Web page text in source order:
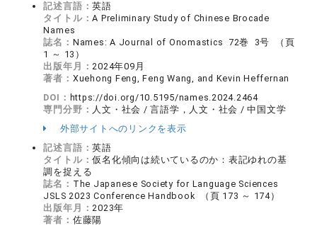
記述言語：英語
タイトル：A Preliminary Study of Chinese Brocade
Names
誌名： Names: A Journal of Onomastics 72巻 3号 （頁
1 ～ 13）
出版年月：2024年09月
著者： Xuehong Feng, Feng Wang, and Kevin Heffernan
DOI： https://doi.org/10.5195/names.2024.2464
専門分野： 人文・社会 / 言語学，人文・社会 / 中国文学
外部サイトへのリンクを表示
記述言語：英語
タイトル：仮名化傾向は続いているのか：表記ゆれの基
調を捉える
誌名： The Japanese Society for Language Sciences
JSLS 2023 Conference Handbook （頁 173 ～ 174）
出版年月：2023年
著者： 佐藤陽